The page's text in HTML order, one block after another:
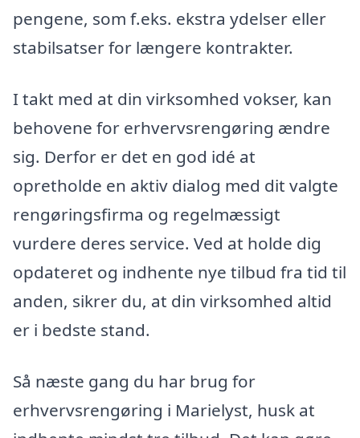
pengene, som f.eks. ekstra ydelser eller
stabilsatser for længere kontrakter.
I takt med at din virksomhed vokser, kan
behovene for erhvervsrengøring ændre
sig. Derfor er det en god idé at
opretholde en aktiv dialog med dit valgte
rengøringsfirma og regelmæssigt
vurdere deres service. Ved at holde dig
opdateret og indhente nye tilbud fra tid til
anden, sikrer du, at din virksomhed altid
er i bedste stand.
Så næste gang du har brug for
erhvervsrengøring i Marielyst, husk at